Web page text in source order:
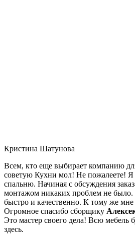
Кристина Шатунова
Всем, кто еще выбирает компанию
советую Кухни мол! Не пожалеете! Я
спальню. Начиная с обсуждения
монтажом никаких проблем не было.
быстро и качественно. К тому же
Огромное спасибо сборщику
Это мастер своего дела! Всю мебель
здесь.